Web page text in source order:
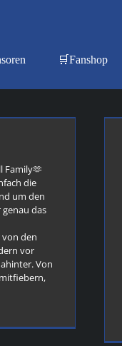
🛒Fanshop
Family🫶
die
um den
das
den
vor
Von